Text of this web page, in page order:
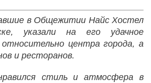
в Общежитии Найс Хостел
указали на его удачное
относительно центра города, а
и ресторанов.
стиль и атмосфера в